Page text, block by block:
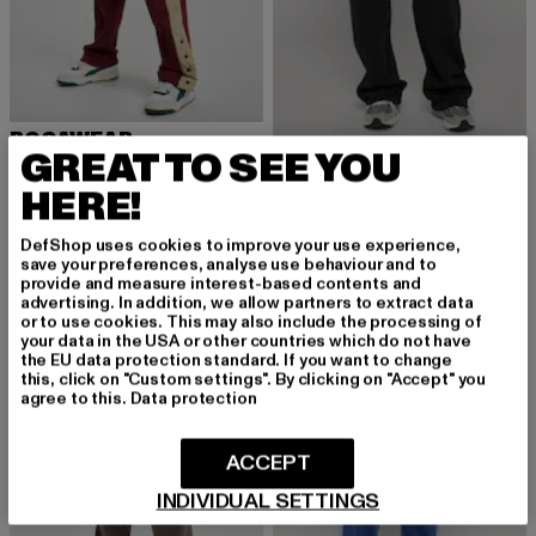
ROCAWEAR
Kansas
34,99 EUR
Derzeitiger Preis: 34,99 EUR
49,99 EUR Aktionspreis: 49,99 EUR
ROCAWEAR
-26% -32%
GREAT TO SEE YOU
HERE!
DefShop uses cookies to improve your use experience,
save your preferences, analyse use behaviour and to
provide and measure interest-based contents and
advertising. In addition, we allow partners to extract data
or to use cookies. This may also include the processing of
your data in the USA or other countries which do not have
the EU data protection standard. If you want to change
this, click on "Custom settings". By clicking on "Accept" you
agree to this. Data protection
INDIVIDUAL SETTINGS
ACCEPT